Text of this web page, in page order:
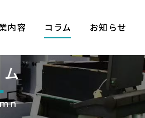
内容 コラム お知らせ
ム